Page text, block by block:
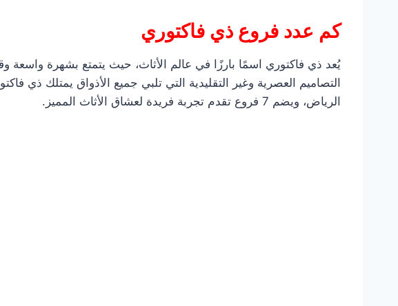
كم عدد فروع ذي فاكتوري
يُعد ذي فاكتوري اسمًا بارزًا في عالم الأثاث، حيث يتمتع بشهرة واسعة
التصاميم العصرية وغير التقليدية التي تلبي جميع الأذواق يمتلك ذي
الرياض، ويضم 7 فروع تقدم تجربة فريدة لعشاق الأثاث المميز.